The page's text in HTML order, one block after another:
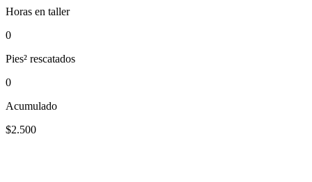
Horas en taller
0
Pies² rescatados
0
Acumulado
$2.500